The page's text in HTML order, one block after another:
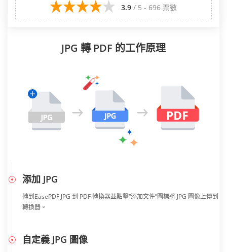
3.9 / 5 - 696 票數
JPG 轉 PDF 的工作原理
添加 JPG
轉到EasePDF JPG 到 PDF 轉換器並點擊“添加文件”圖標將 JPG 圖像上傳到
轉換器。
自定義 JPG 圖像